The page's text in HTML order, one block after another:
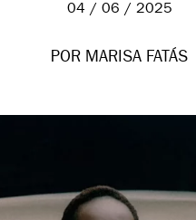
04 / 06 / 2025
POR MARISA FATÁS